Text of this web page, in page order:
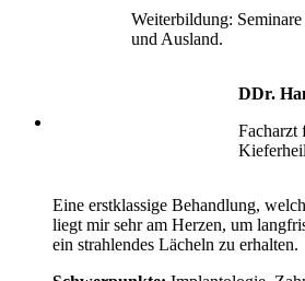
Weiterbildung:
und Ausland.
DDr.
Facharzt
Eine erstklassige Behandlung,
liegt mir sehr am Herzen, um
ein strahlendes Lächeln zu erhalten.